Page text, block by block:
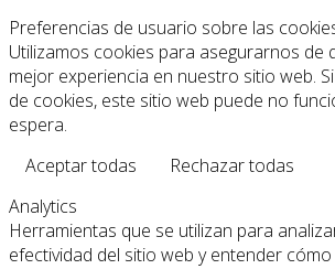
Preferencias de usuario sobre las
Utilizamos cookies para asegurarnos de
mejor experiencia en nuestro sitio web.
de cookies, este sitio web puede no
espera.
Aceptar todas
Rechazar todas
Analytics
Herramientas que se utilizan para
efectividad del sitio web y entender